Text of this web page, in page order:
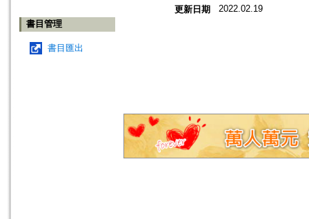
書目管理
書目匯出
更新日期 2022.02.19